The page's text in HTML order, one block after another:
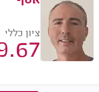
ציון כללי